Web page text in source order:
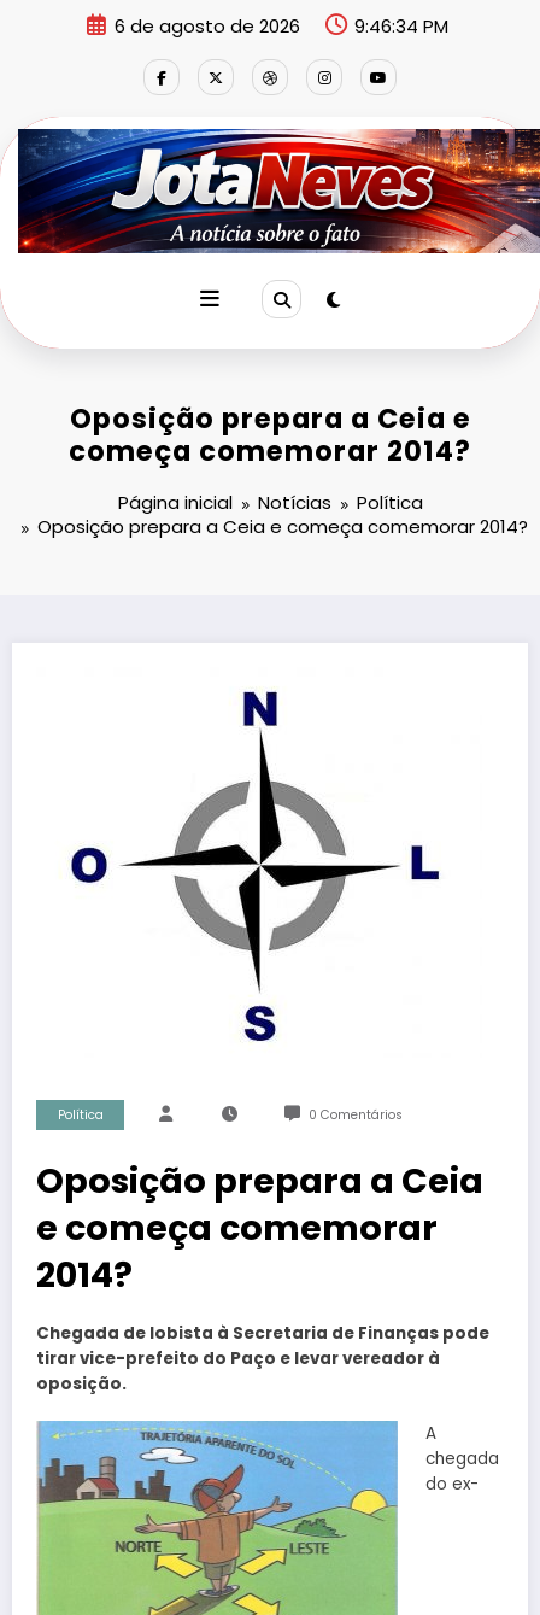
6 de agosto de 2026 9:46:35 PM
Oposição prepara a Ceia e
começa comemorar 2014?
Página inicial Notícias
Política
Oposição prepara a Ceia e começa comemorar 2014?
Política 0 Comentários
Oposição prepara a Ceia
e começa comemorar
2014?
Chegada de lobista à Secretaria de Finanças pode
tirar vice-prefeito do Paço e levar vereador à
oposição.
A
chegada
do ex-